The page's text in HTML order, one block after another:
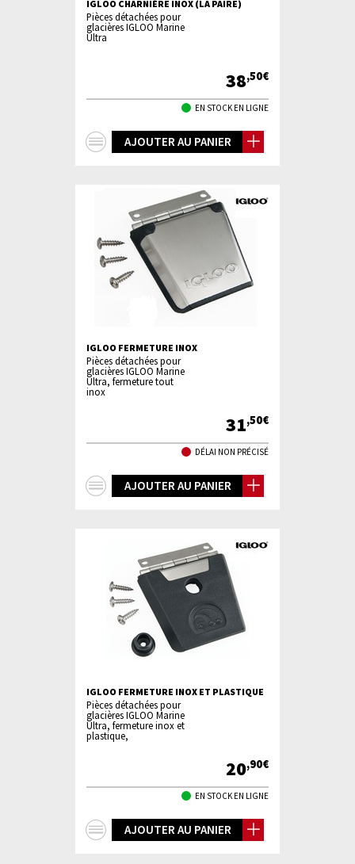
IGLOO CHARNIÈRE INOX (LA PAIRE)
Pièces détachées pour
glacières IGLOO Marine
Ultra
38,50€
EN STOCK EN LIGNE
AJOUTER AU PANIER
IGLOO FERMETURE INOX
Pièces détachées pour
glacières IGLOO Marine
Ultra, fermeture tout
inox
31,50€
DÉLAI NON PRÉCISÉ
AJOUTER AU PANIER
IGLOO FERMETURE INOX ET PLASTIQUE
Pièces détachées pour
glacières IGLOO Marine
Ultra, fermeture inox et
plastique,
20,90€
EN STOCK EN LIGNE
AJOUTER AU PANIER